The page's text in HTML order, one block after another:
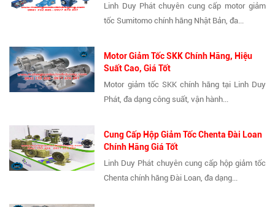
Linh Duy Phát chuyên cung cấp motor giảm
tốc Sumitomo chính hãng Nhật Bản, đa...
Motor Giảm Tốc SKK Chính Hãng, Hiệu
Suất Cao, Giá Tốt
Motor giảm tốc SKK chính hãng tại Linh Duy
Phát, đa dạng công suất, vận hành...
Cung Cấp Hộp Giảm Tốc Chenta Đài Loan
Chính Hãng Giá Tốt
Linh Duy Phát chuyên cung cấp hộp giảm tốc
Chenta chính hãng Đài Loan, đa dạng...